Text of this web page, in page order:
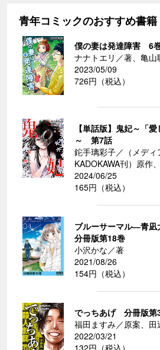
青年コミックのおすすめ書籍
僕の妻は発達障害 6
ナナトエリ／著、亀山
2023/05/09
726円（税込）
【単話版】鬼妃～「
～ 第7話
鉈手璃彩子／（メディ
KADOKAWA刊）原作
2024/06/25
165円（税込）
ブルーサーマル―青
分冊版第18巻
小沢かな／著
2021/08/26
154円（税込）
でっちあげ 分冊版第
福田ますみ／原案、
2022/03/21